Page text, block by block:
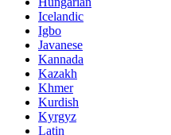
Icelandic
Igbo
Javanese
Kannada
Kazakh
Khmer
Kurdish
Kyrgyz
Latin